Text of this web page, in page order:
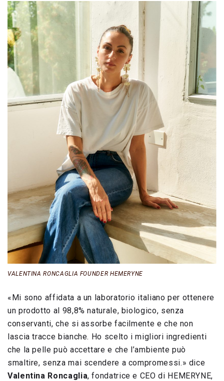
VALENTINA RONCAGLIA FOUNDER HEMERYNE
«Mi sono affidata a un laboratorio italiano per ottenere
un prodotto al 98,8% naturale, biologico, senza
conservanti, che si assorbe facilmente e che non
lascia tracce bianche. Ho scelto i migliori ingredienti
che la pelle può accettare e che l’ambiente può
smaltire, senza mai scendere a compromessi.» dice
Valentina Roncaglia, fondatrice e CEO di HEMERYNE,